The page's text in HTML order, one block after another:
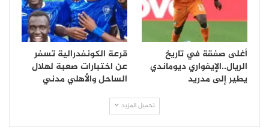
أغلى صفقة في تاريخ
الريال..الإيفواري ديوماندي
يطير إلى مدريد
قرعة الكونفدرالية تسفر
عن اختبارات صعبة لهلال
الساحل والأهلي مدني
تحميل المزيد